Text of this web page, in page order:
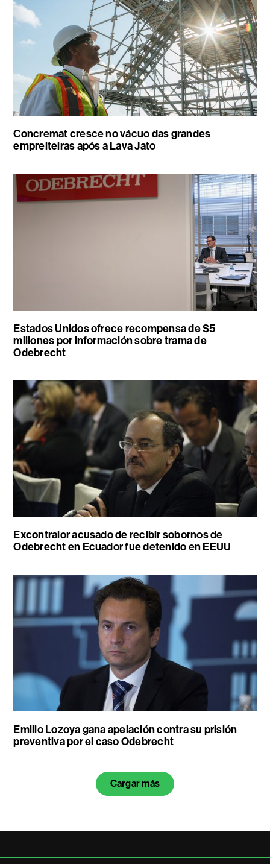
Concremat cresce no vácuo das grandes
empreiteiras após a Lava Jato
Estados Unidos ofrece recompensa de $5
millones por información sobre trama de
Odebrecht
Excontralor acusado de recibir sobornos de
Odebrecht en Ecuador fue detenido en EEUU
Emilio Lozoya gana apelación contra su prisión
preventiva por el caso Odebrecht
Cargar más